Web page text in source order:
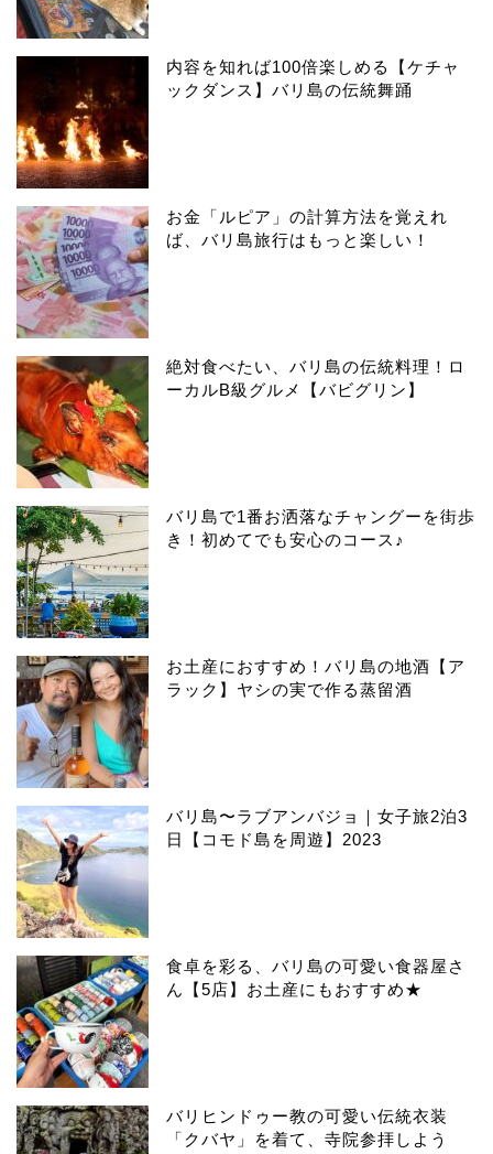
内容を知れば100倍楽しめる【ケチャ
ックダンス】バリ島の伝統舞踊
お金「ルピア」の計算方法を覚えれ
ば、バリ島旅行はもっと楽しい！
絶対食べたい、バリ島の伝統料理！ロ
ーカルB級グルメ【バビグリン】
バリ島で1番お洒落なチャングーを街歩
き！初めてでも安心のコース♪
お土産におすすめ！バリ島の地酒【ア
ラック】ヤシの実で作る蒸留酒
バリ島〜ラブアンバジョ｜女子旅2泊3
日【コモド島を周遊】2023
食卓を彩る、バリ島の可愛い食器屋さ
ん【5店】お土産にもおすすめ★
バリヒンドゥー教の可愛い伝統衣装
「クバヤ」を着て、寺院参拝しよう